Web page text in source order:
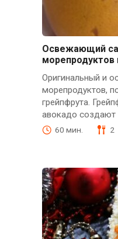
Освежающий
морепродуктов
Оригинальный и
морепродуктов,
грейпфрута.
авокадо создают
60 мин. 2